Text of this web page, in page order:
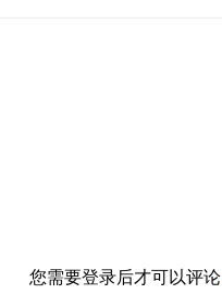
您需要登录后才可以评论